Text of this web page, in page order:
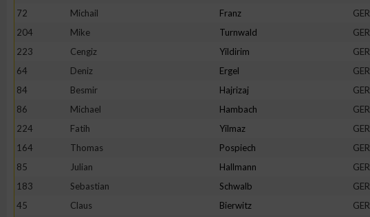
72
Michail Franz GER
204
Mike Turnwald GER
223
Cengiz Yildirim GER
64
Deniz Ergel GER
84
Besmir Hajrizaj GER
86
Michael Hambach GER
224
Fatih Yilmaz GER
164
Thomas Pospiech GER
85
Julian Hallmann GER
183
Sebastian Schwalb GER
45
Claus Bierwitz GER
Verwendung reduzierter Daten zur Auswahl von Inhalten
Verwendung genauer Standortdaten
Geräte anhand von aktiv angeforderten Informationen identifizieren